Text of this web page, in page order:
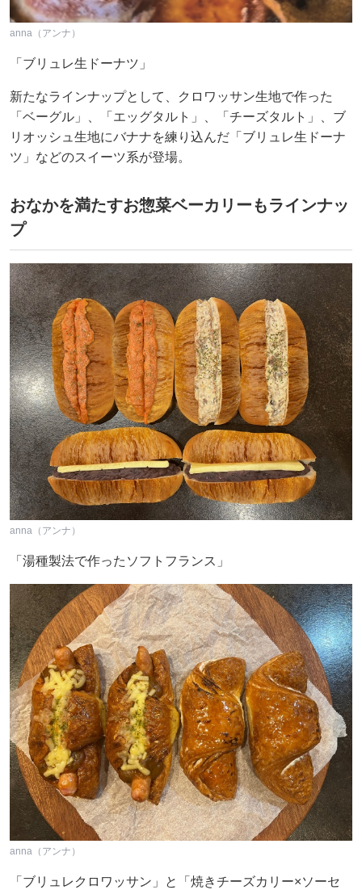
anna（アンナ）
「ブリュレ生ドーナツ」
新たなラインナップとして、クロワッサン生地で作った
「ベーグル」、「エッグタルト」、「チーズタルト」、ブ
リオッシュ生地にバナナを練り込んだ「ブリュレ生ドーナ
ツ」などのスイーツ系が登場。
おなかを満たすお惣菜ベーカリーもラインナッ
プ
anna（アンナ）
「湯種製法で作ったソフトフランス」
anna（アンナ）
「ブリュレクロワッサン」と「焼きチーズカリー×ソーセ